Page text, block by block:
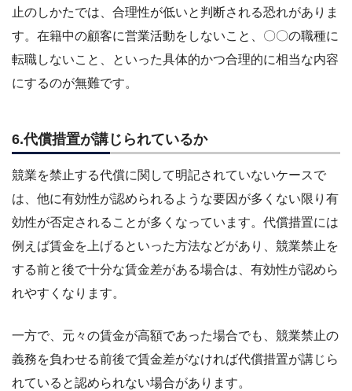
止のしかたでは、合理性が低いと判断される恐れがありま
す。在籍中の顧客に営業活動をしないこと、〇〇の職種に
転職しないこと、といった具体的かつ合理的に相当な内容
にするのが無難です。
6.代償措置が講じられているか
競業を禁止する代償に関して明記されていないケースで
は、他に有効性が認められるような要因が多くない限り有
効性が否定されることが多くなっています。代償措置には
例えば賃金を上げるといった方法などがあり、競業禁止を
する前と後で十分な賃金差がある場合は、有効性が認めら
れやすくなります。
一方で、元々の賃金が高額であった場合でも、競業禁止の
義務を負わせる前後で賃金差がなければ代償措置が講じら
れていると認められない場合があります。